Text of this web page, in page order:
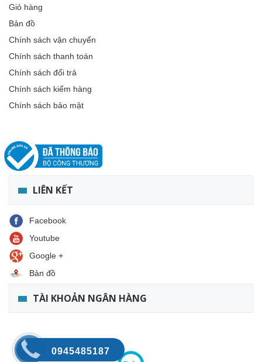
Giỏ hàng
Bản đồ
Chính sách vận chuyển
Chính sách thanh toán
Chính sách đổi trả
Chính sách kiểm hàng
Chính sách bảo mật
LIÊN KẾT
Facebook
Youtube
Google +
Bản đồ
TÀI KHOẢN NGÂN HÀNG
0945485187